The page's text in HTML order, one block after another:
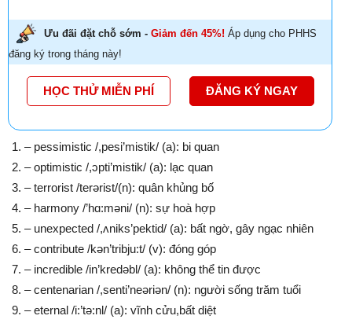
Ưu đãi đặt chỗ sớm - Giảm đến 45%! Áp dụng cho PHHS
đăng ký trong tháng này!
HỌC THỬ MIỄN PHÍ ĐĂNG KÝ NGAY
– pessimistic /,pesi’mistik/ (a): bi quan
– optimistic /,ɔpti’mistik/ (a): lạc quan
– terrorist /terərist/(n): quân khủng bố
– harmony /’hɑ:məni/ (n): sự hoà hợp
– unexpected /,ʌniks’pektid/ (a): bất ngờ, gây ngạc nhiên
– contribute /kən’tribju:t/ (v): đóng góp
– incredible /in’kredəbl/ (a): không thể tin được
– centenarian /,senti’neəriən/ (n): người sống trăm tuổi
– eternal /i:’tə:nl/ (a): vĩnh cửu,bất diệt